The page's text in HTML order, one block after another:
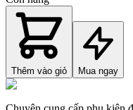
Thêm vào giỏ Mua ngay